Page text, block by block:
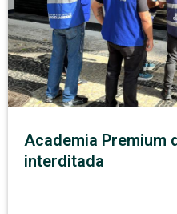
Academia Premium
interditada